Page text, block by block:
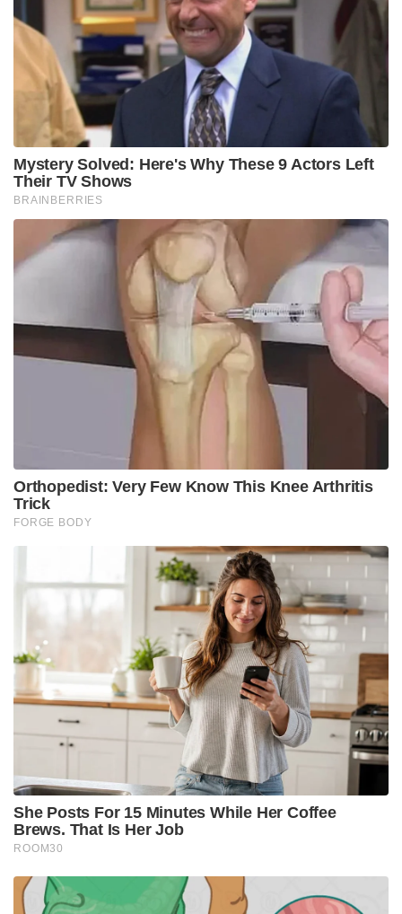
ആവശ്യങ്ങൾ മുന്നോട്ട് വെക്കരുത്. നമ്മൾ
നമ്മളായിരിക്കുക, മാക്സിമം പ്രകടനം
പുറത്തെടുക്കുക, അതിലൂടെ വിശ്വാസം നേടിയെടുത്ത്
മുന്നോട്ട് പോകുക,” സഞ്ജു പറഞ്ഞു. ഈ വിനയവും
വ്യക്തതയുമാണ് ചെന്നൈയ്ക്ക് സഞ്ജുവിൽ കൂടുതൽ
വിശ്വാസം നൽകുന്നത്.
ഗെയ്‌ക്‌വാദിന് നായകൻ എന്ന നിലയിൽ വളരാൻ
ചെന്നൈ സമയം നൽകും. ഐപിഎൽ 2027 വരെ
നിലവിലെ രീതി തുടരാനാണ് സാധ്യത.
അതിനുശേഷമായിരിക്കും സഞ്ജുവിലേക്ക് പൂർണ്ണമായ
അധികാരം കൈമാറുക. ധോണിയുടെ
സാന്നിധ്യത്തിൽ സഞ്ജുവിനെ ടീം സംസ്കാരവുമായി
കൂടുതൽ പൊരുത്തപ്പെടുത്താനാണ് മാനേജ്‌മെന്റ്
പ്ലാൻ.
ipl 2026